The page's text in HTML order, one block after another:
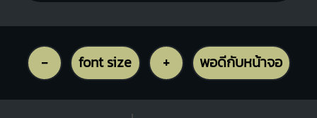
- font size + พอดีกับหน้าจอ